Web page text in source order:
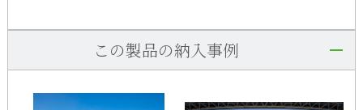
この製品の納入事例